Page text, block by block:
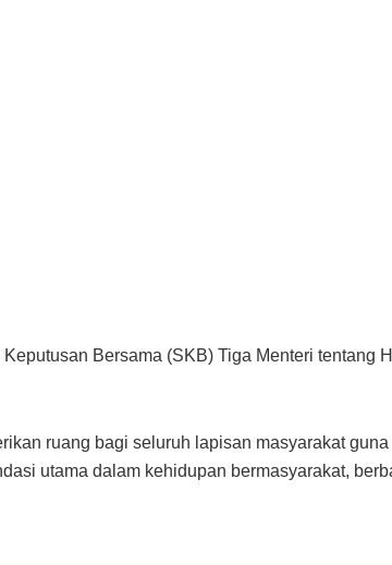
Bersama (SKB) Tiga Menteri tentang
ruang bagi seluruh lapisan masyarakat guna
utama dalam kehidupan bermasyarakat,